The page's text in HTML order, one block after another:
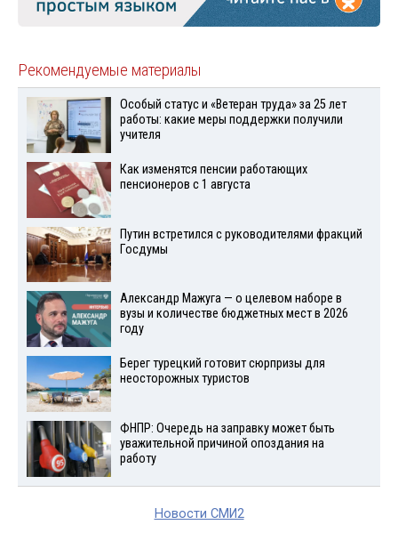
Рекомендуемые материалы
Особый статус и «Ветеран труда» за 25 лет
работы: какие меры поддержки получили
учителя
Как изменятся пенсии работающих
пенсионеров с 1 августа
Путин встретился с руководителями фракций
Госдумы
Александр Мажуга — о целевом наборе в
вузы и количестве бюджетных мест в 2026
году
Берег турецкий готовит сюрпризы для
неосторожных туристов
ФНПР: Очередь на заправку может быть
уважительной причиной опоздания на
работу
Новости СМИ2